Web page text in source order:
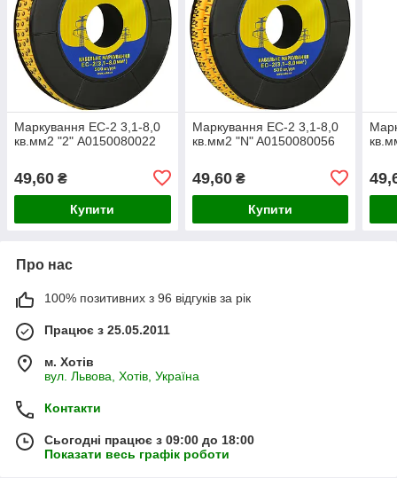
Маркування EC-2 3,1-8,0
кв.мм2 "2" A0150080022
49,60 ₴
Купити
Маркування EC-2 3,1-8,0
кв.мм2 "N" A0150080056
49,60₴
Купити
Про нас
100% позитивних з 96 відгуків за рік
Працює з 25.05.2011
м. Хотів
вул. Львова, Хотів, Україна
Контакти
Сьогодні працює з 09:00 до 18:00
Показати весь графік роботи